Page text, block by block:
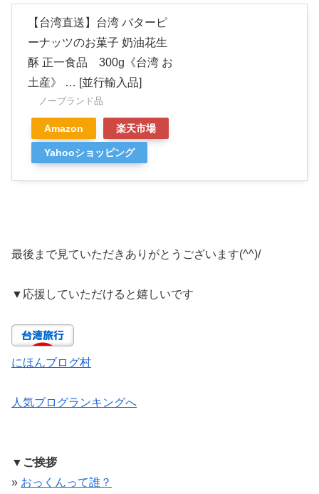
【台湾直送】台湾 バターピ
ーナッツのお菓子 奶油花生
酥 正一食品 300g《台湾 お
土産》 … [並行輸入品]
ノーブランド品
Amazon 楽天市場
Yahooショッピング
最後まで見ていただきありがとうございます(^^)/
▼ 応援していただけると嬉しいです
にほんブログ村
人気ブログランキングへ
▼ご挨拶
» おっくんって誰？